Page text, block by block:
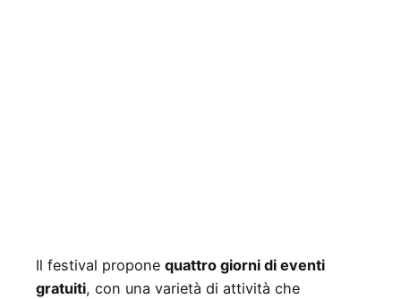
Il festival propone quattro giorni di eventi
gratuiti, con una varietà di attività che